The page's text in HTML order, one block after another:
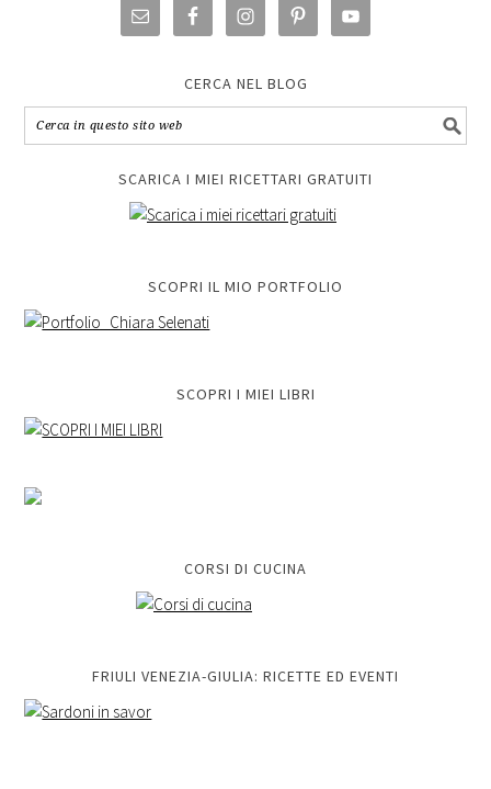
CERCA NEL BLOG
SCARICA I MIEI RICETTARI GRATUITI
SCOPRI IL MIO PORTFOLIO
SCOPRI I MIEI LIBRI
CORSI DI CUCINA
FRIULI VENEZIA-GIULIA: RICETTE ED EVENTI